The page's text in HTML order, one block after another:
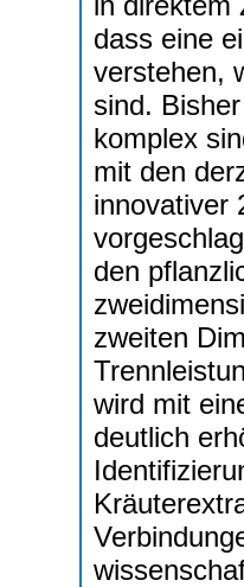
dass eine
verstehen,
sind.
komplex
mit den
innovativer
den
zweiten
wird mit
deutlich